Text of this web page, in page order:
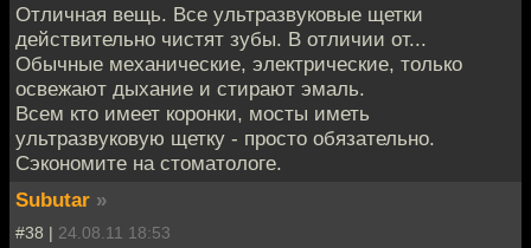
Отличная вещь. Все ультразвуковые щетки
действительно чистят зубы. В отличии от...
Обычные механические, электрические, только
освежают дыхание и стирают эмаль.
Всем кто имеет коронки, мосты иметь
ультразвуковую щетку - просто обязательно.
Сэкономите на стоматологе.
Subutar »
#38 | 24.08.11 18:53